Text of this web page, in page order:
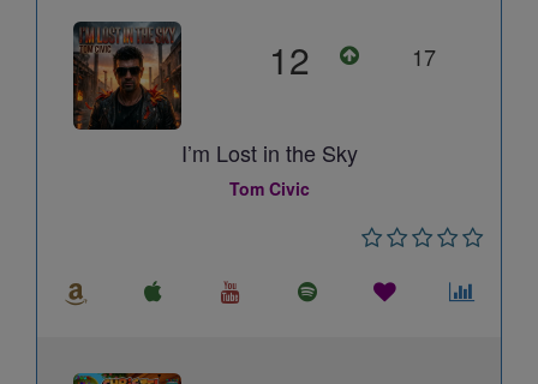
12 17
I’m Lost in the Sky
Tom Civic